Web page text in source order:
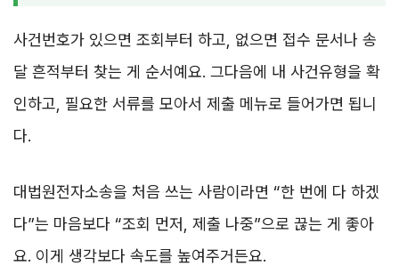
사건번호가 있으면 조회부터 하고, 없으면 접수 문서나 송
달 흔적부터 찾는 게 순서예요. 그다음에 내 사건유형을 확
인하고, 필요한 서류를 모아서 제출 메뉴로 들어가면 됩니
다.
대법원전자소송을 처음 쓰는 사람이라면 “한 번에 다 하겠
다”는 마음보다 “조회 먼저, 제출 나중”으로 끊는 게 좋아
요. 이게 생각보다 속도를 높여주거든요.